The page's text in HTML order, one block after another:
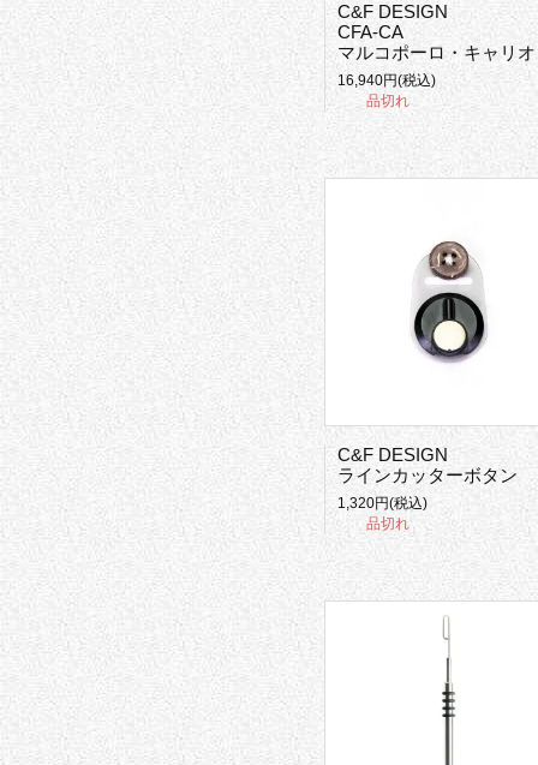
C&F DESIGN
CFA-CA
マルコポーロ・キャリオール
16,940円(税込)
品切れ
C&F DESIGN
ラインカッターボタン
1,320円(税込)
品切れ